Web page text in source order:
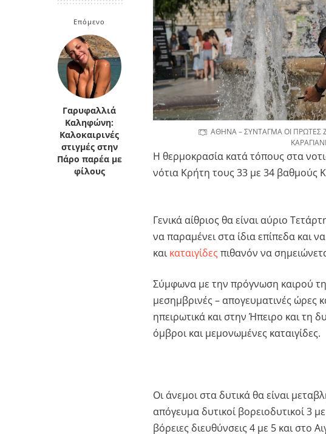
Επόμενο
Γαρυφαλλιά
Καληφώνη:
Καλοκαιρινές
στιγμές στην
Πάρο παρέα με
φίλους
ΑΘΗΝΑ – ΣΥΝΤΑΓΜΑ ΟΙ ΠΡΩΤΕΣ
Η θερμοκρασία κατά τόπους στα
νότια Κρήτη τους 33 με 34 βαθμούς
Γενικά αίθριος θα είναι αύριο
να παραμένει στα ίδια επίπεδα και
καικαταιγίδες πιθανόν να
Σύμφωνα με την πρόγνωση καιρού
μεσημβρινές – απογευματινές ώρες
ηπειρωτικά και στην Ήπειρο και τη
όμβροι και μεμονωμένες καταιγίδες.
Οι άνεμοι στα δυτικά θα είναι
απόγευμα δυτικοί βορειοδυτικοί 3
βόρειες διευθύνσεις 4 με 5 και στο